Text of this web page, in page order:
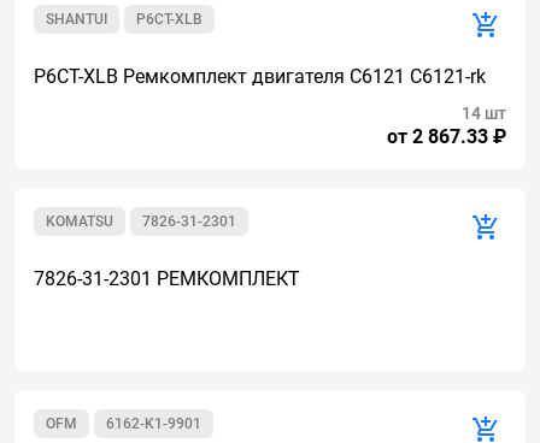
P6CT-XLB
SHANTUI
P6CT-XLB Ремкомплект двигателя C6121 C6121-rk
от 2 867.33 ₽
14 шт
7826-31-2301
KOMATSU
7826-31-2301 РЕМКОМПЛЕКТ
6162-K1-9901
OFM